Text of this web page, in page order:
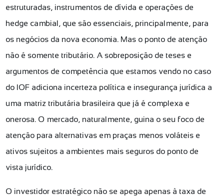
estruturadas, instrumentos de dívida e operações de
hedge cambial, que são essenciais, principalmente, para
os negócios da nova economia. Mas o ponto de atenção
não é somente tributário. A sobreposição de teses e
argumentos de competência que estamos vendo no caso
do IOF adiciona incerteza política e insegurança jurídica a
uma matriz tributária brasileira que já é complexa e
onerosa. O mercado, naturalmente, guina o seu foco de
atenção para alternativas em praças menos voláteis e
ativos sujeitos a ambientes mais seguros do ponto de
vista jurídico.
O investidor estratégico não se apega apenas à taxa de